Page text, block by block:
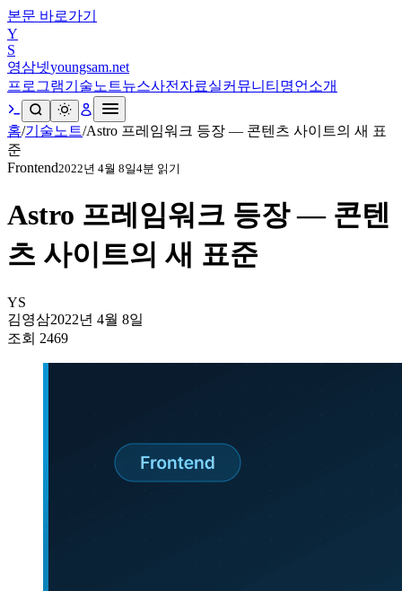
본문 바로가기
Y
S
영삼넷youngsam.net
프로그램기술노트뉴스사전 자료실커뮤니티 명언 소개
홈/기술노트/Astro 프레임워크 등장 — 콘텐츠 사이트의 새 표
준
Frontend2022년 4월 8일4분 읽기
Astro 프레임워크 등장 — 콘텐
츠 사이트의 새 표준
YS
김영삼2022년 4월 8일
조회 2469